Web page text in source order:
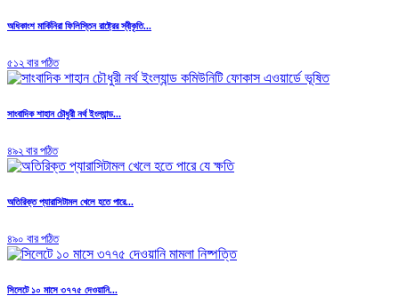
অধিকাংশ মার্কিনিরা ফিলিস্তিন রাষ্ট্রের স্বীকৃতি...
৫১২ বার পঠিত
সাংবাদিক শাহান চৌধুরী নর্থ ইংল্যান্ড...
৪৯২ বার পঠিত
অতিরিক্ত প্যারাসিটামল খেলে হতে পারে...
৪৯০ বার পঠিত
সিলেটে ১০ মাসে ৩৭৭৫ দেওয়ানি...